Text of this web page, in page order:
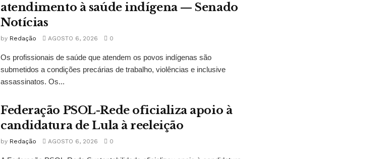
atendimento à saúde indígena — Senado
Notícias
by Redação AGOSTO 6, 2026 0
Os profissionais de saúde que atendem os povos indígenas são
submetidos a condições precárias de trabalho, violências e inclusive
assassinatos. Os...
Federação PSOL-Rede oficializa apoio à
candidatura de Lula à reeleição
by Redação AGOSTO 6, 2026 0